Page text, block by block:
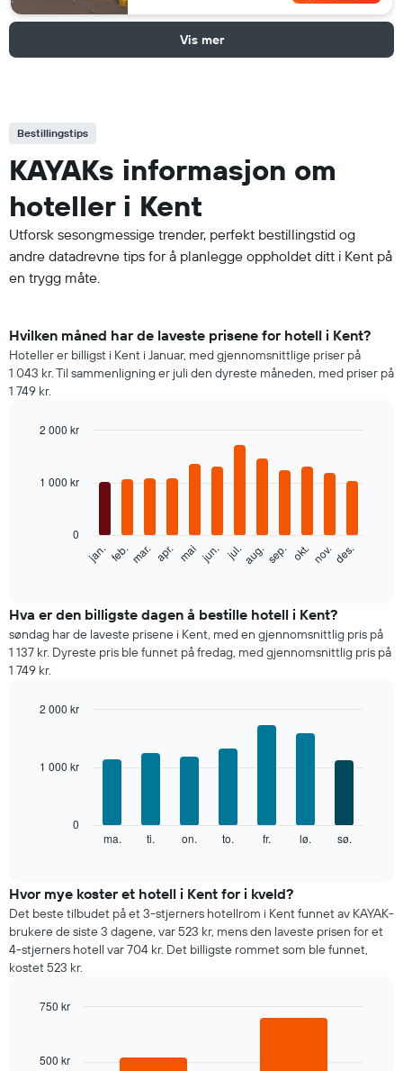
Vis mer
Bestillingstips
KAYAKs informasjon om
hoteller i Kent
Utforsk sesongmessige trender, perfekt bestillingstid og
andre datadrevne tips for å planlegge oppholdet ditt i Kent på
en trygg måte.
Hvilken måned har de laveste prisene for hotell i Kent?
Hoteller er billigst i Kent i Januar, med gjennomsnittlige priser på
1 043 kr. Til sammenligning er juli den dyreste måneden, med priser på
1 749 kr.
with
Diagrammet
for
et
rom
per
måned
viser
for
et
rom
jan. feb.mar. apr. mai jun. jul.aug.sep. okt.nov.des.
0
1 000 kr
2 000 kr
Hva er den billigste dagen å bestille hotell i Kent?
søndag har de laveste prisene i Kent, med en gjennomsnittlig pris på
1 137 kr. Dyreste pris ble funnet på fredag, med gjennomsnittlig pris på
1 749 kr.
Diagrammet
for
et
rom
for
hver
ukedag
viser
ma. ti. on. to. fr. lø. sø.
0
1 000 kr
2 000 kr
Hvor mye koster et hotell i Kent for i kveld?
Det beste tilbudet på et 3-stjerners hotellrom i Kent funnet av KAYAK-
brukere de siste 3 dagene, var 523 kr, mens den laveste prisen for et
4-stjerners hotell var 704 kr. Det billigste rommet som ble funnet,
kostet 523 kr.
with
500 kr
750 kr